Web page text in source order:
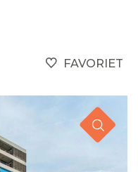
FAVORIET